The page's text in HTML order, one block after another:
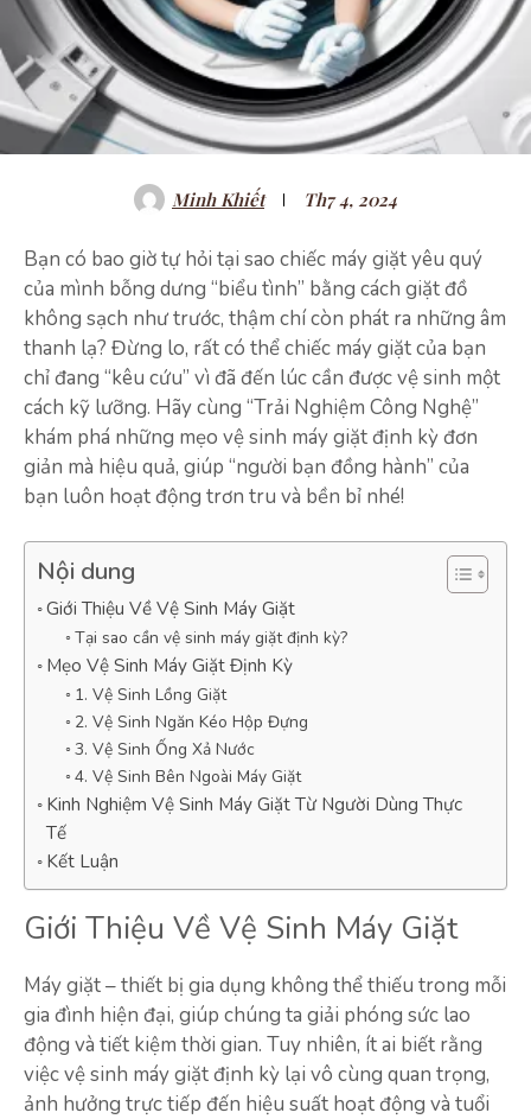
Minh Khiết Th7 4, 2024
Bạn có bao giờ tự hỏi tại sao chiếc máy giặt yêu quý
của mình bỗng dưng “biểu tình” bằng cách giặt đồ
không sạch như trước, thậm chí còn phát ra những âm
thanh lạ? Đừng lo, rất có thể chiếc máy giặt của bạn
chỉ đang “kêu cứu” vì đã đến lúc cần được vệ sinh một
cách kỹ lưỡng. Hãy cùng “Trải Nghiệm Công Nghệ”
khám phá những mẹo vệ sinh máy giặt định kỳ đơn
giản mà hiệu quả, giúp “người bạn đồng hành” của
bạn luôn hoạt động trơn tru và bền bỉ nhé!
Nội dung
Giới Thiệu Về Vệ Sinh Máy Giặt
Tại sao cần vệ sinh máy giặt định kỳ?
Mẹo Vệ Sinh Máy Giặt Định Kỳ
1. Vệ Sinh Lồng Giặt
2. Vệ Sinh Ngăn Kéo Hộp Đựng
3. Vệ Sinh Ống Xả Nước
4. Vệ Sinh Bên Ngoài Máy Giặt
Kinh Nghiệm Vệ Sinh Máy Giặt Từ Người Dùng Thực
Tế
Kết Luận
Giới Thiệu Về Vệ Sinh Máy Giặt
Máy giặt – thiết bị gia dụng không thể thiếu trong mỗi
gia đình hiện đại, giúp chúng ta giải phóng sức lao
động và tiết kiệm thời gian. Tuy nhiên, ít ai biết rằng
việc vệ sinh máy giặt định kỳ lại vô cùng quan trọng,
ảnh hưởng trực tiếp đến hiệu suất hoạt động và tuổi